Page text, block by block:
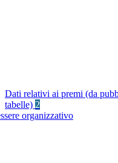
Dati relativi ai premi (da
tabelle) 2
organizzativo